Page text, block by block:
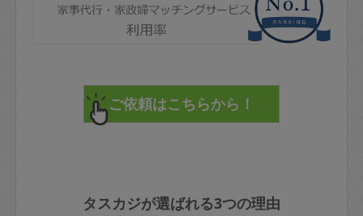
タスカジが選ばれる3つの理由